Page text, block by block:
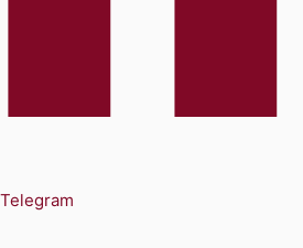
Telegram